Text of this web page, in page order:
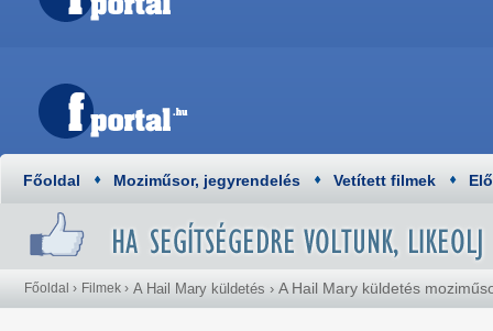
Főoldal Moziműsor, jegyrendelés Vetített filmek
Főoldal › Filmek › A Hail Mary küldetés › A Hail Mary küldetés